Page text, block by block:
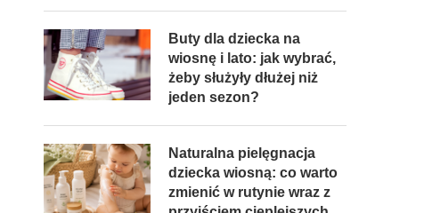
Buty dla dziecka na
wiosnę i lato: jak wybrać,
żeby służyły dłużej niż
jeden sezon?
Naturalna pielęgnacja
dziecka wiosną: co warto
zmienić w rutynie wraz z